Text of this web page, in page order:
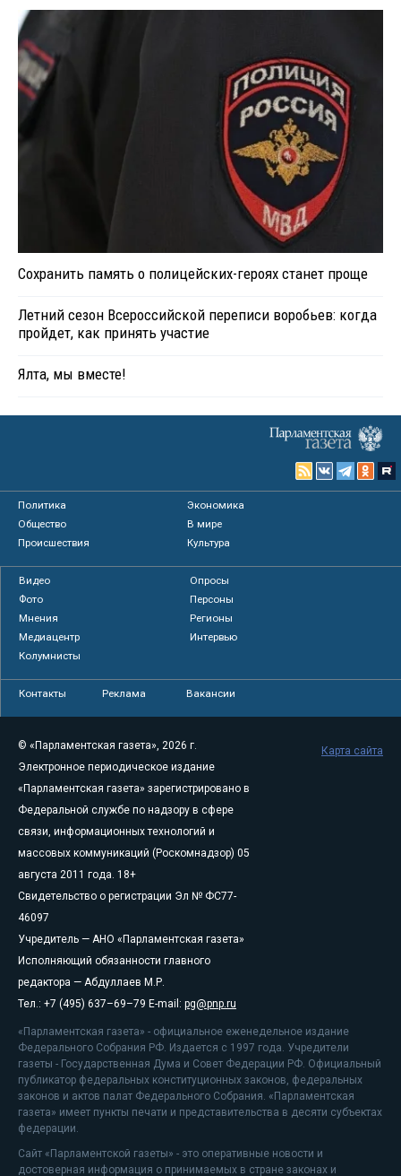
Сохранить память о полицейских-героях станет проще
Летний сезон Всероссийской переписи воробьев: когда
пройдет, как принять участие
Ялта, мы вместе!
Политика
Экономика
Общество
В мире
Происшествия
Культура
Видео
Опросы
Фото
Персоны
Мнения
Регионы
Медиацентр
Интервью
Колумнисты
Контакты Реклама Вакансии
© «Парламентская газета», 2026 г.
Электронное периодическое издание
«Парламентская газета» зарегистрировано в
Федеральной службе по надзору в сфере
связи, информационных технологий и
массовых коммуникаций (Роскомнадзор) 05
августа 2011 года. 18+
Свидетельство о регистрации Эл № ФС77-
46097
Учредитель — АНО «Парламентская газета»
Исполняющий обязанности главного
редактора — Абдуллаев М.Р.
Тел.: +7 (495) 637–69–79 E-mail: pg@pnp.ru
«Парламентская газета» - официальное еженедельное издание
Федерального Собрания РФ. Издается с 1997 года. Учредители
газеты - Государственная Дума и Совет Федерации РФ. Официальный
публикатор федеральных конституционных законов, федеральных
законов и актов палат Федерального Собрания. «Парламентская
газета» имеет пункты печати и представительства в десяти субъектах
федерации.
Сайт «Парламентской газеты» - это оперативные новости и
достоверная информация о принимаемых в стране законах и
Карта сайта